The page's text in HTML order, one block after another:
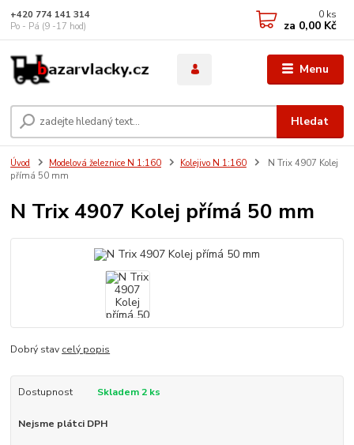
Menu
Hledat
+420 774 141 314
Po - Pá (9 -17 hod)
0 ks
za 0,00 Kč
Úvod Modelová železnice N 1:160 Kolejivo N 1:160
N Trix 4907 Kolej
přímá 50 mm
N Trix 4907 Kolej přímá 50 mm
Dobrý stav celý popis
Dostupnost Skladem 2 ks
Nejsme plátci DPH